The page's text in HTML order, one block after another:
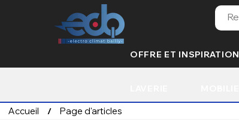
OFFRE ET INSPIRATION
Accueil / Page d'articles